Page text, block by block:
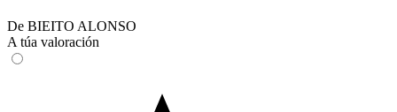
De BIEITO ALONSO
A túa valoración